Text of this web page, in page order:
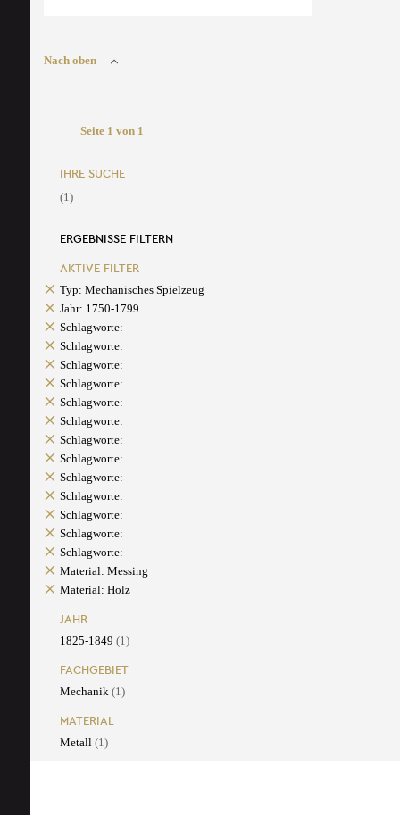
Nach oben
Seite 1 von 1
IHRE SUCHE
(1)
ERGEBNISSE FILTERN
AKTIVE FILTER
Typ: Mechanisches Spielzeug
Jahr: 1750-1799
Schlagworte:
Schlagworte:
Schlagworte:
Schlagworte:
Schlagworte:
Schlagworte:
Schlagworte:
Schlagworte:
Schlagworte:
Schlagworte:
Schlagworte:
Schlagworte:
Schlagworte:
Material: Messing
Material: Holz
JAHR
1825-1849 (1)
FACHGEBIET
Mechanik (1)
MATERIAL
Metall (1)